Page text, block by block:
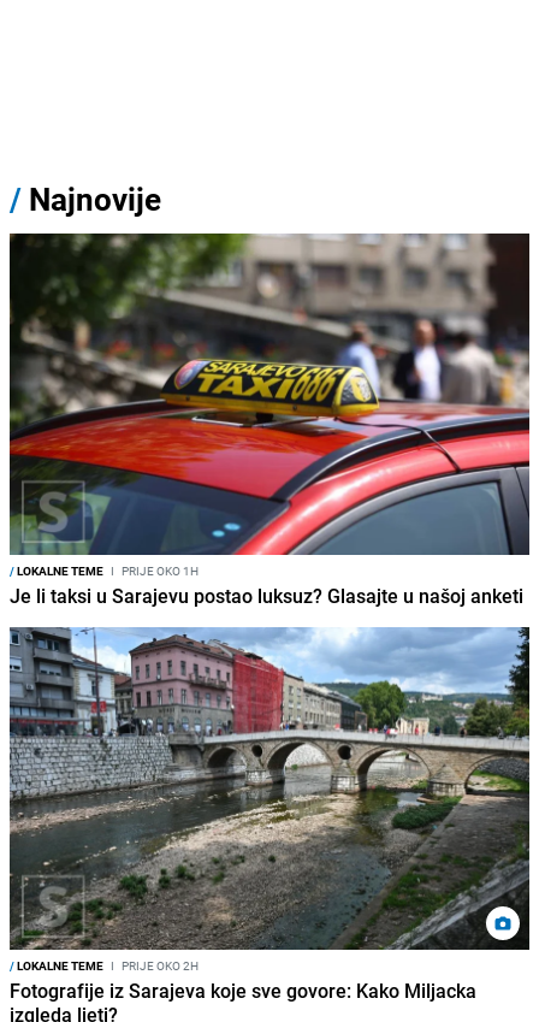
/ Najnovije
/LOKALNE TEME I PRIJE OKO 1H
Je li taksi u Sarajevu postao luksuz? Glasajte u našoj anketi
/LOKALNE TEME I PRIJE OKO 2H
Fotografije iz Sarajeva koje sve govore: Kako Miljacka
izgleda ljeti?